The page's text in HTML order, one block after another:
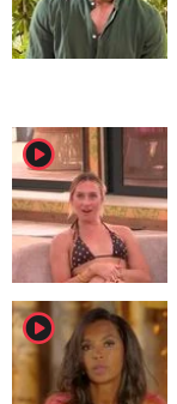
player2
player2